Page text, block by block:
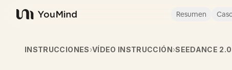
YouMind
Resumen
INSTRUCCIONES›VÍDEO INSTRUCCIÓN›SEEDANCE 2.0